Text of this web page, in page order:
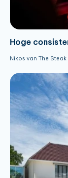
Hoge
Nikos van The